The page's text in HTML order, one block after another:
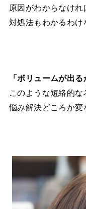
原因がわからなけれ
対処法もわかるわけ
「ボリュームが出
このような短絡的な
悩み解決どころか